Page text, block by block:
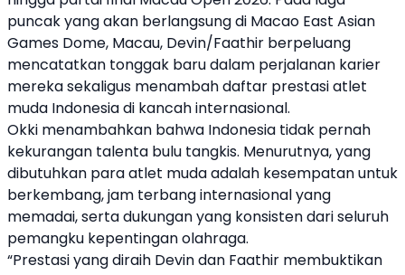
puncak yang akan berlangsung di Macao East Asian
Games Dome, Macau, Devin/Faathir berpeluang
mencatatkan tonggak baru dalam perjalanan karier
mereka sekaligus menambah daftar prestasi atlet
muda Indonesia di kancah internasional.
Okki menambahkan bahwa Indonesia tidak pernah
kekurangan talenta bulu tangkis. Menurutnya, yang
dibutuhkan para atlet muda adalah kesempatan untuk
berkembang, jam terbang internasional yang
memadai, serta dukungan yang konsisten dari seluruh
pemangku kepentingan olahraga.
“Prestasi yang diraih Devin dan Faathir membuktikan